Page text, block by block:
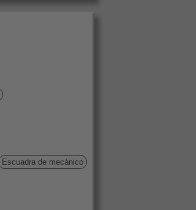
Escuadra de mecánico